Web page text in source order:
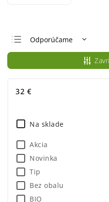
Odporúčame
Najlacnejšie
Najdrahšie
32 €
Na sklade
Akcia
Novinka
Tip
Bez obalu
BIO